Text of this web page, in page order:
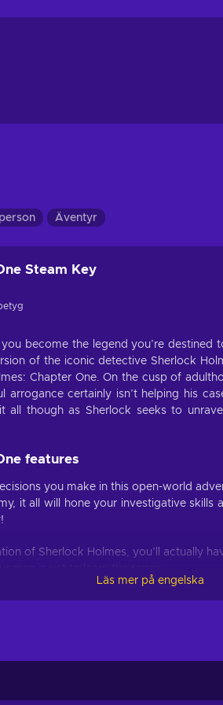
Äventyr
Steam Key
become the legend you’re destined
of the iconic detective Sherlock
Chapter One. On the cusp of
arrogance certainly isn’t helping his
all though as Sherlock seeks to
features
you make in this open-world
it all will hone your investigative skills
of Sherlock Holmes, you’ll actually
vibrant island something in the
or exploit the environment to
and only friend but not the John
Läs mer på engelska